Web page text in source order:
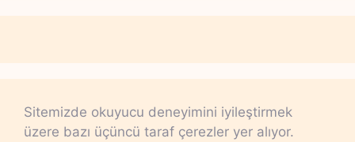
Sitemizde okuyucu deneyimini iyileştirmek
üzere bazı üçüncü taraf çerezler yer alıyor.